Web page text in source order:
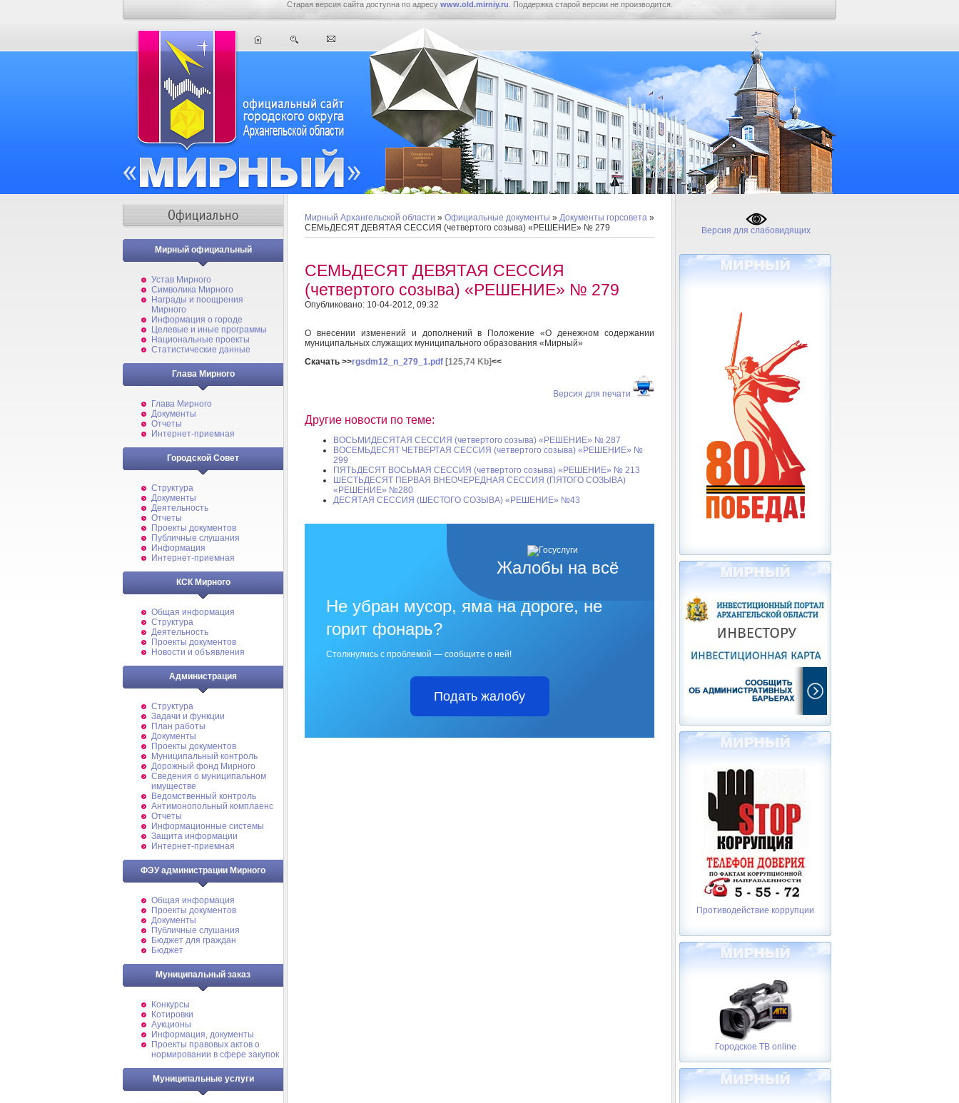
Старая версия сайта доступна по адресу www.old.mirniy.ru . Поддержка старой версии не производится.
Мирный официальный
Устав Мирного
Символика Мирного
Награды и поощрения
Мирного
Информация о городе
Целевые и иные программы
Национальные проекты
Статистические данные
Глава Мирного
Глава Мирного
Документы
Отчеты
Интернет-приемная
Городской Совет
Структура
Документы
Деятельность
Отчеты
Проекты документов
Публичные слушания
Информация
Интернет-приемная
КСК Мирного
Общая информация
Структура
Деятельность
Проекты документов
Новости и объявления
Администрация
Структура
Задачи и функции
План работы
Документы
Проекты документов
Муниципальный контроль
Дорожный фонд Мирного
Cведения о муниципальном
имуществе
Ведомственный контроль
Антимонопольный комплаенс
Отчеты
Информационные системы
Защита информации
Интернет-приемная
ФЭУ администрации Мирного
Общая информация
Проекты документов
Документы
Публичные слушания
Бюджет для граждан
Бюджет
Муниципальный заказ
Конкурсы
Котировки
Аукционы
Информация, документы
Проекты правовых актов о
нормировании в сфере закупок
Муниципальные услуги
Мирный Архангельской области » Официальные документы » Документы горсовета »
СЕМЬДЕСЯТ ДЕВЯТАЯ СЕССИЯ (четвертого созыва) «РЕШЕНИЕ» № 279
СЕМЬДЕСЯТ ДЕВЯТАЯ СЕССИЯ
(четвертого созыва) «РЕШЕНИЕ» № 279
Опубликовано: 10-04-2012, 09:32
О внесении изменений и дополнений в Положение «О денежном содержании
муниципальных служащих муниципального образования «Мирный»
Скачать >>rgsdm12_n_279_1.pdf [125,74 Kb]<<
Версия для печати
Другие новости по теме:
ВОСЬМИДЕСЯТАЯ СЕССИЯ (четвертого созыва) «РЕШЕНИЕ» № 287
ВОСЕМЬДЕСЯТ ЧЕТВЕРТАЯ СЕССИЯ (четвертого созыва) «РЕШЕНИЕ» №
299
ПЯТЬДЕСЯТ ВОСЬМАЯ СЕССИЯ (четвертого созыва) «РЕШЕНИЕ» № 213
ШЕСТЬДЕСЯТ ПЕРВАЯ ВНЕОЧЕРЕДНАЯ СЕССИЯ (ПЯТОГО СОЗЫВА)
«РЕШЕНИЕ» №280
ДЕСЯТАЯ СЕССИЯ (ШЕСТОГО СОЗЫВА) «РЕШЕНИЕ» №43
Жалобы на всё
Не убран мусор, яма на дороге, не
горит фонарь?
Столкнулись с проблемой — сообщите о ней!
Подать жалобу
Версия для слабовидящих
Противодействие коррупции
Городское ТВ online